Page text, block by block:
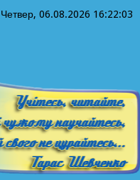
Четвер, 06.08.2026 16:22:04